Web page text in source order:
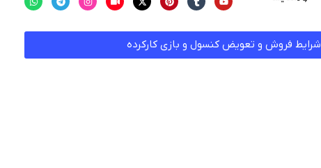
شرایط فروش و تعویض کنسول و بازی کارکرده